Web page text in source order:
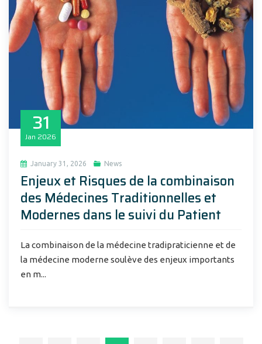
31
Jan 2026
January 31, 2026 News
Enjeux et Risques de la combinaison
des Médecines Traditionnelles et
Modernes dans le suivi du Patient
La combinaison de la médecine tradipraticienne et de
la médecine moderne soulève des enjeux importants
en m...